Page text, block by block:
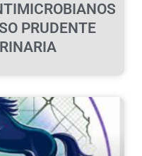
PRUDENTE